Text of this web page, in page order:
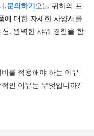
.문의하기오늘 귀하의 프
에 대한 자세한 사양서를
. 완벽한 샤워 경험을 함
를 적용해야 하는 이유
인 이유는 무엇입니까?